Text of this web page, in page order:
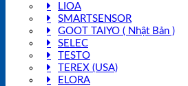
LIOA
SMARTSENSOR
GOOT TAIYO ( Nhật Bản )
SELEC
TESTO
TEREX (USA)
ELORA